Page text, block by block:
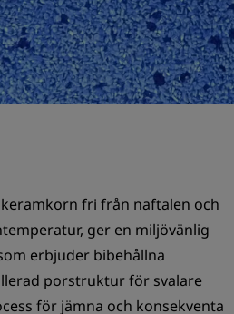
fri från naftalen och
ger en miljövänlig
erbjuder bibehållna
porstruktur för svalare
för jämna och konsekventa